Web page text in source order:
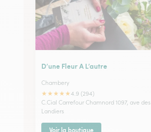
D’une Fleur A L’autre
Chambery
★★★★★4.9 (294)
C.Cial Carrefour Chamnord 1097, ave des
Landiers
Voir la boutique